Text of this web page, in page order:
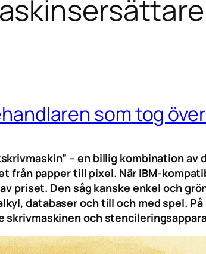
som tog
– en billig kombination
från papper till pixel. När IBM-
priset. Den såg kanske enkel och
databaser och till och med spel.
och